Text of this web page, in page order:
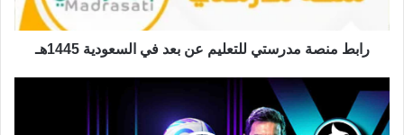
رابط منصة مدرستي للتعليم عن بعد في السعودية 1445هـ